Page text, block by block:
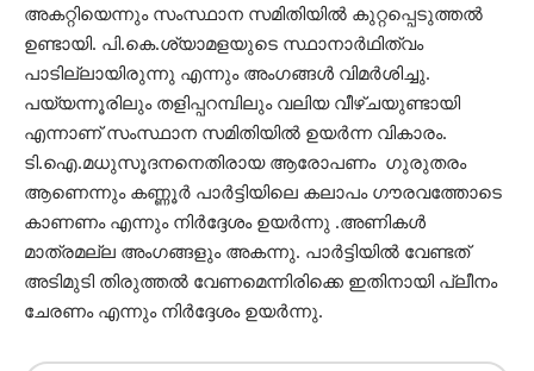
അകറ്റിയെന്നും സംസ്ഥാന സമിതിയിൽ കുറ്റപ്പെടുത്തൽ
ഉണ്ടായി. പി.കെ.ശ്യാമളയുടെ സ്ഥാനാർഥിത്വം
പാടില്ലായിരുന്നു എന്നും അംഗങ്ങൾ വിമർശിച്ചു.
പയ്യന്നൂരിലും തളിപ്പറമ്പിലും വലിയ വീഴ്ചയുണ്ടായി
എന്നാണ് സംസ്ഥാന സമിതിയിൽ ഉയർന്ന വികാരം.
ടി.ഐ.മധുസൂദനനെതിരായ ആരോപണം ഗുരുതരം
ആണെന്നും കണ്ണൂർ പാർട്ടിയിലെ കലാപം ഗൗരവത്തോടെ
കാണണം എന്നും നിർദ്ദേശം ഉയർന്നു .അണികൾ
മാത്രമല്ല അംഗങ്ങളും അകന്നു. പാർട്ടിയിൽ വേണ്ടത്
അടിമുടി തിരുത്തൽ വേണമെന്നിരിക്കെ ഇതിനായി പ്ലീനം
ചേരണം എന്നും നിർദ്ദേശം ഉയർന്നു.